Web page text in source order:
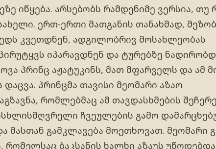
იწყება. არსებობს რამდენიმე ვერსია,
ერთ-ერთი მათგანის თანახმად,
კვეთდნენ, ადგილობრივ მოსახლეობას
იპარავდნენ და ტურებზე
პრინც აჟატუკინს, მათ მფარველს და ამ
პრინცმა თავისი მეომარი აზაო
რომლებმაც ამ თავდასხმების
ჩვეულების გამო
მასთან გამკლავება მოეთხოვათ. მეომარი
ბაკსანის ხალხი აზაუს